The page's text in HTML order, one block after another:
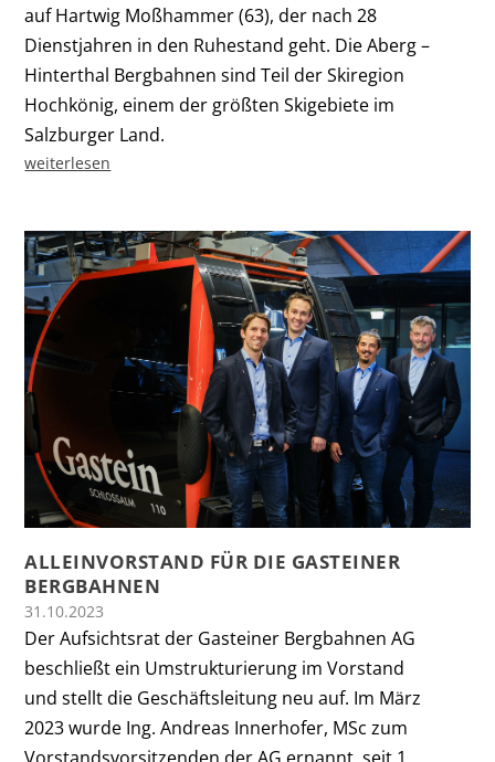
auf Hartwig Moßhammer (63), der nach 28
Dienstjahren in den Ruhestand geht. Die Aberg –
Hinterthal Bergbahnen sind Teil der Skiregion
Hochkönig, einem der größten Skigebiete im
Salzburger Land.
weiterlesen
ALLEINVORSTAND FÜR DIE GASTEINER
BERGBAHNEN
31.10.2023
Der Aufsichtsrat der Gasteiner Bergbahnen AG
beschließt ein Umstrukturierung im Vorstand
und stellt die Geschäftsleitung neu auf. Im März
2023 wurde Ing. Andreas Innerhofer, MSc zum